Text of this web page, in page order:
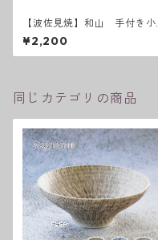
【波佐見焼】和山 手付き小
鉢 唐草ペア
¥2,200
同じカテゴリの商品